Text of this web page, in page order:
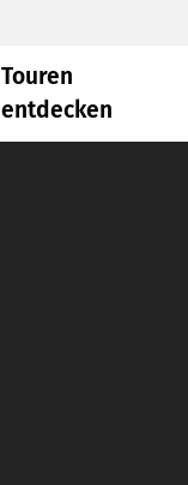
Touren
entdecken